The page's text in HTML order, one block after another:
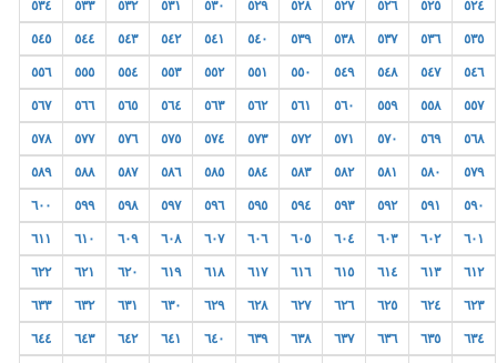
٥٢٤ ٥٢٥ ٥٢٦ ٥٢٧ ٥٢٨ ٥٢٩ ٥٣٠ ٥٣١ ٥٣٢ ٥٣٣ ٥٣٤
٥٣٥ ٥٣٦ ٥٣٧ ٥٣٨ ٥٣٩ ٥٤٠ ٥٤١ ٥٤٢ ٥٤٣ ٥٤٤ ٥٤٥
٥٤٦ ٥٤٧ ٥٤٨ ٥٤٩ ٥٥٠ ٥٥١ ٥٥٢ ٥٥٣ ٥٥٤ ٥٥٥ ٥٥٦
٥٥٧ ٥٥٨ ٥٥٩ ٥٦٠ ٥٦١ ٥٦٢ ٥٦٣ ٥٦٤ ٥٦٥ ٥٦٦ ٥٦٧
٥٦٨ ٥٦٩ ٥٧٠ ٥٧١ ٥٧٢ ٥٧٣ ٥٧٤ ٥٧٥ ٥٧٦ ٥٧٧ ٥٧٨
٥٧٩ ٥٨٠ ٥٨١ ٥٨٢ ٥٨٣ ٥٨٤ ٥٨٥ ٥٨٦ ٥٨٧ ٥٨٨ ٥٨٩
٥٩٠ ٥٩١ ٥٩٢ ٥٩٣ ٥٩٤ ٥٩٥ ٥٩٦ ٥٩٧ ٥٩٨ ٥٩٩ ٦٠٠
٦٠١ ٦٠٢ ٦٠٣ ٦٠٤ ٦٠٥ ٦٠٦ ٦٠٧ ٦٠٨ ٦٠٩ ٦١٠ ٦١١
٦١٢ ٦١٣ ٦١٤ ٦١٥ ٦١٦ ٦١٧ ٦١٨ ٦١٩ ٦٢٠ ٦٢١ ٦٢٢
٦٢٣ ٦٢٤ ٦٢٥ ٦٢٦ ٦٢٧ ٦٢٨ ٦٢٩ ٦٣٠ ٦٣١ ٦٣٢ ٦٣٣
٦٣٤ ٦٣٥ ٦٣٦ ٦٣٧ ٦٣٨ ٦٣٩ ٦٤٠ ٦٤١ ٦٤٢ ٦٤٣ ٦٤٤